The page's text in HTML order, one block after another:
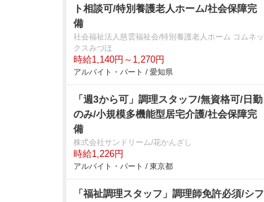
ト相談可/特別養護老人ホーム/社会保障完
備
社会福祉法人慈雲福祉会/特別養護老人ホーム コムネッ
クスみづほ
時給1,140円～1,270円
アルバイト・パート / 愛知県
「週3から可」調理スタッフ/無資格可/日勤
のみ/小規模多機能型居宅介護/社会保障完
備
株式会社サンドリーム/花かんざし
時給1,226円
アルバイト・パート / 東京都
「福祉調理スタッフ」調理師免許必須/シフ